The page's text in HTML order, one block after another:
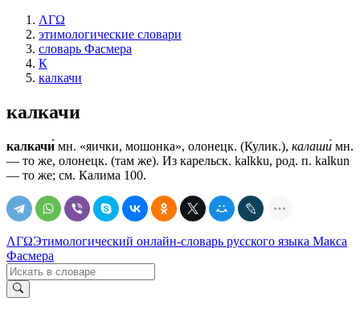
ΛΓΩ
этимологические словари
словарь Фасмера
К
калкачи
калкачи
калкачи́ мн. «яички, мошонка», олонецк. (Кулик.), калаши́ мн.
— то же, олонецк. (там же). Из карельск. kalkku, род. п. kalkun
— то же; см. Калима 100.
ΛΓΩЭтимологический онлайн-словарь русского языка Макса
Фасмера